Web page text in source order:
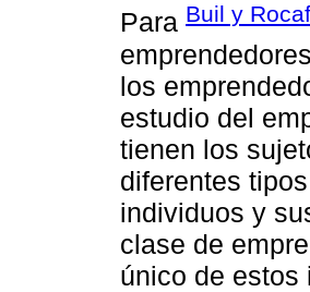
Para Buil y
los
estudio del
tienen los
diferentes
individuos y
clase de
único de estos